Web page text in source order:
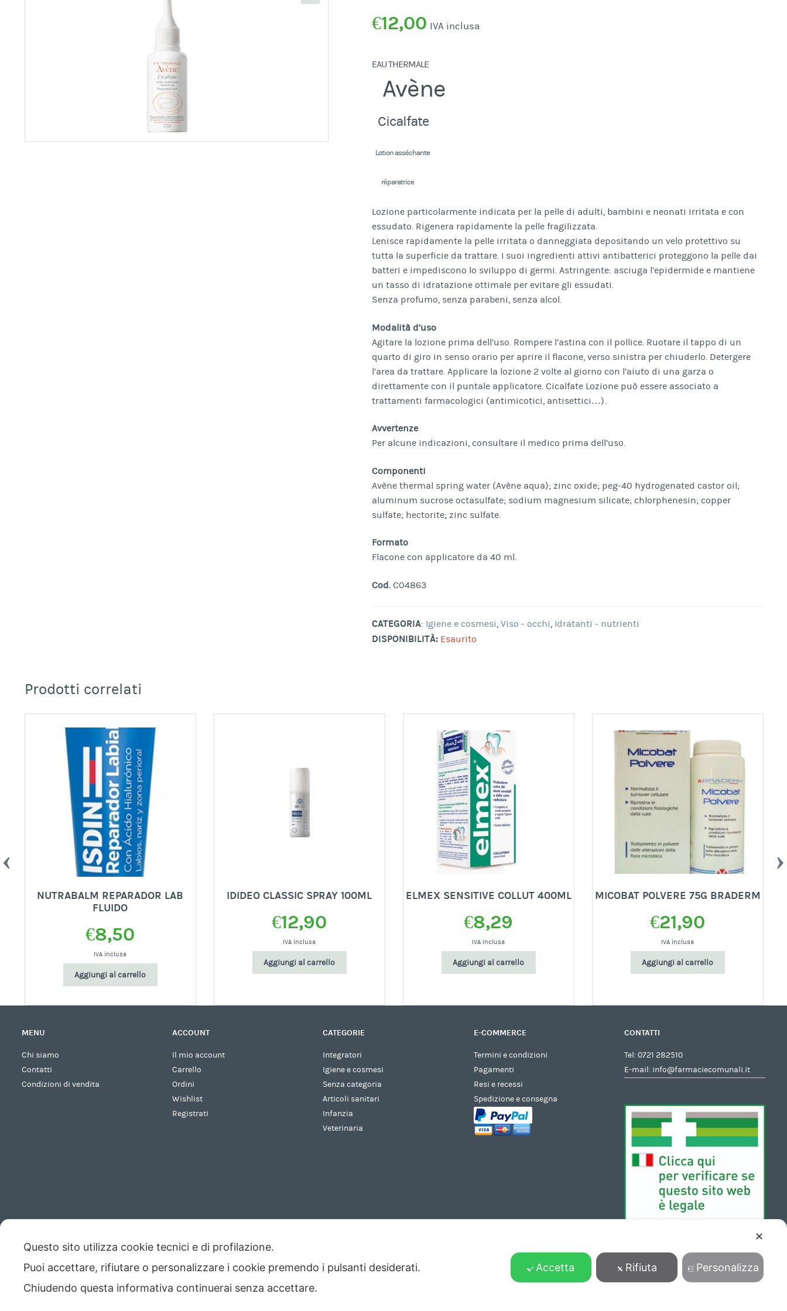
€12,00 IVA inclusa
EAU THERMALE
Avène
Cicalfate
Lotion asséchante
réparatrice
Lozione particolarmente indicata per la pelle di adulti, bambini e neonati irritata e con
essudato. Rigenera rapidamente la pelle fragilizzata.
Lenisce rapidamente la pelle irritata o danneggiata depositando un velo protettivo su
tutta la superficie da trattare. I suoi ingredienti attivi antibatterici proteggono la pelle dai
batteri e impediscono lo sviluppo di germi. Astringente: asciuga l’epidermide e mantiene
un tasso di idratazione ottimale per evitare gli essudati.
Senza profumo, senza parabeni, senza alcol.
Modalità d’uso
Agitare la lozione prima dell’uso. Rompere l’astina con il pollice. Ruotare il tappo di un
quarto di giro in senso orario per aprire il flacone, verso sinistra per chiuderlo. Detergere
l’area da trattare. Applicare la lozione 2 volte al giorno con l’aiuto di una garza o
direttamente con il puntale applicatore. Cicalfate Lozione può essere associato a
trattamenti farmacologici (antimicotici, antisettici…).
Avvertenze
Per alcune indicazioni, consultare il medico prima dell’uso.
Componenti
Avène thermal spring water (Avène aqua); zinc oxide; peg-40 hydrogenated castor oil;
aluminum sucrose octasulfate; sodium magnesium silicate; chlorphenesin; copper
sulfate; hectorite; zinc sulfate.
Formato
Flacone con applicatore da 40 ml.
Cod.C04863
CATEGORIA: Igiene e cosmesi, Viso - occhi, Idratanti - nutrienti
DISPONIBILITÀ: Esaurito
Prodotti correlati
NUTRABALM REPARADOR LAB
FLUIDO
€8,50
IVA inclusa
Aggiungi al carrello
IDIDEO CLASSIC SPRAY 100ML
€12,90
IVA inclusa
Aggiungi al carrello
ELMEX SENSITIVE COLLUT 400ML
€8,29
IVA inclusa
Aggiungi al carrello
MICOBAT POLVERE 75G BRADERM
€21,90
IVA inclusa
Aggiungi al carrello
MENU
Chi siamo
Contatti
Condizioni di vendita
ACCOUNT
Il mio account
Carrello
Ordini
Wishlist
Registrati
CATEGORIE
Integratori
Igiene e cosmesi
Senza categoria
Articoli sanitari
Infanzia
Veterinaria
E-COMMERCE
Termini e condizioni
Pagamenti
Resi e recessi
Spedizione e consegna
CONTATTI
Tel:0721 282510
E-mail: info@farmaciecomunali.it
Copyright © 2026 - Codice Fiscale/Partita Iva 01423690419 R.E.A. di Pesaro n. 140952 -
✕
Questo sito utilizza cookie tecnici e di profilazione.
Puoi accettare, rifiutare o personalizzare i cookie premendo i pulsanti desiderati.
Chiudendo questa informativa continuerai senza accettare.
Accetta Rifiuta Personalizza